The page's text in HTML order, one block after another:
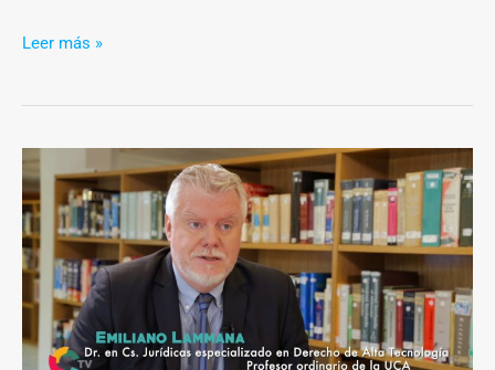
Leer más »
Entrevista
a
Emiliano
Lammana
Dr.
en